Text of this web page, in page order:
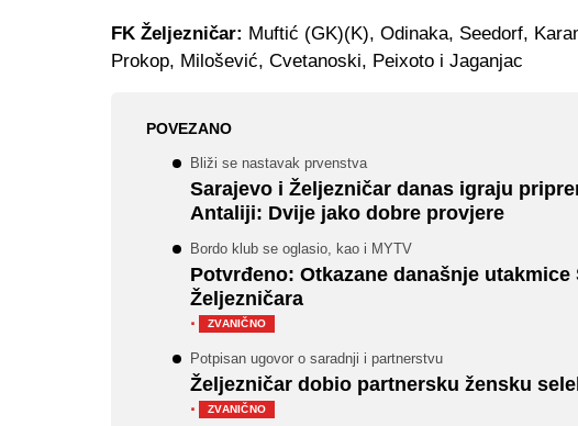
FK Željezničar: Muftić (GK)(K), Odinaka, Seedorf,
Prokop, Milošević, Cvetanoski, Peixoto i Jaganjac
POVEZANO
Bliži se nastavak prvenstva
Sarajevo i Željezničar danas igraju
Antaliji: Dvije jako dobre provjere
Bordo klub se oglasio, kao i MYTV
Potvrđeno: Otkazane današnje utakmice
Željezničara
·
ZVANIČNO
Potpisan ugovor o saradnji i partnerstvu
Željezničar dobio partnersku žensku
·
ZVANIČNO